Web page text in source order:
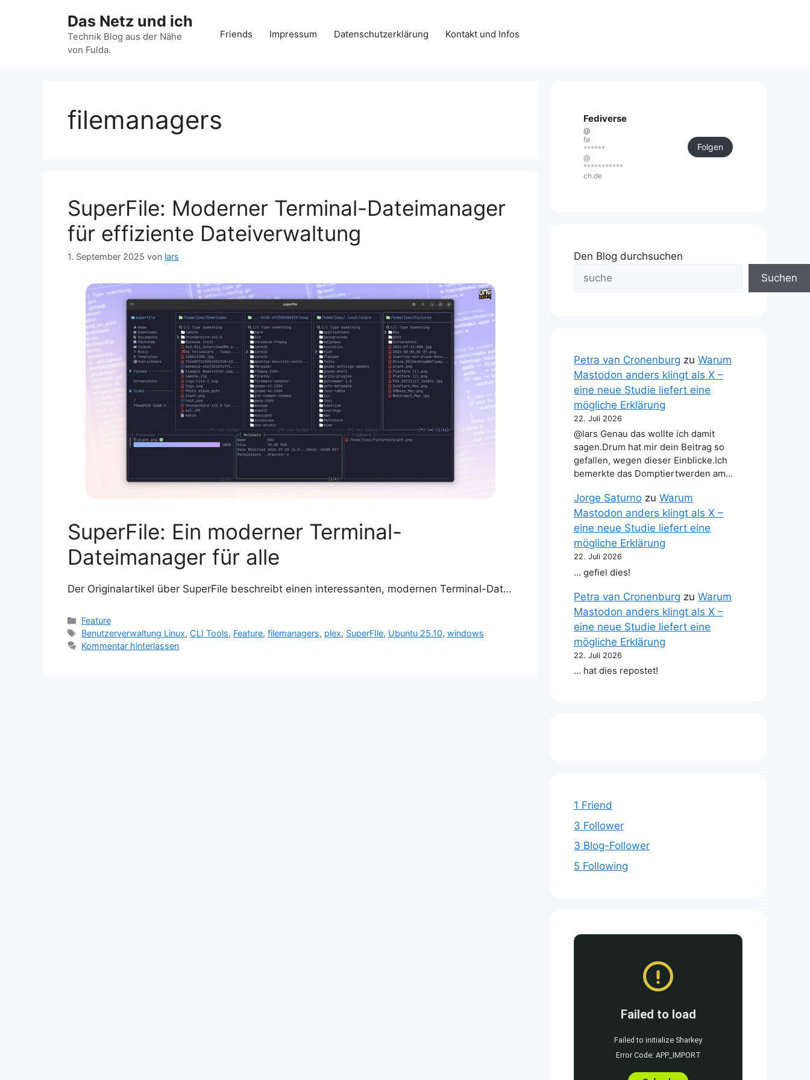
Das Netz und ich
Technik Blog aus der Nähe
von Fulda.
Friends Impressum Datenschutzerklärung Kontakt und Infos
filemanagers
SuperFile: Moderner Terminal-Dateimanager
für effiziente Dateiverwaltung
1. September 2025 von lars
SuperFile: Ein moderner Terminal-
Dateimanager für alle
Der Originalartikel über SuperFile beschreibt einen interessanten, modernen Terminal-Dat…
Kategorien
Feature
Schlagwörter
Benutzerverwaltung Linux, CLI Tools, Feature,filemanagers, plex, SuperFIle, Ubuntu 25.10,windows
Kommentar hinterlassen
Fediverse
@
fe
******
@
***********
ch.de
Folgen
Den Blog durchsuchen
Suchen
Petra van Cronenburg zu Warum
Mastodon anders klingt als X –
eine neue Studie liefert eine
mögliche Erklärung
22. Juli 2026
@lars Genau das wollte ich damit
sagen.Drum hat mir dein Beitrag so
gefallen, wegen dieser Einblicke.Ich
bemerkte das Domptiertwerden am…
Jorge Saturno zu Warum
Mastodon anders klingt als X –
eine neue Studie liefert eine
mögliche Erklärung
22. Juli 2026
… gefiel dies!
Petra van Cronenburg zu Warum
Mastodon anders klingt als X –
eine neue Studie liefert eine
mögliche Erklärung
22. Juli 2026
… hat dies repostet!
1 Friend
3 Follower
3 Blog-Follower
5 Following